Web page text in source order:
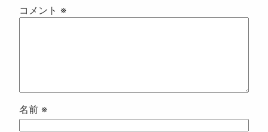
コメント ※
名前 ※